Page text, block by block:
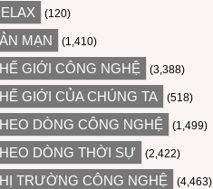
(120)
MẠN (1,410)
GIỚI CÔNG NGHỆ (3,388)
GIỚI CỦA CHÚNG TA (518)
DÒNG CÔNG NGHỆ (1,499)
DÒNG THỜI SỰ (2,422)
TRƯỜNG CÔNG NGHỆ (4,463)